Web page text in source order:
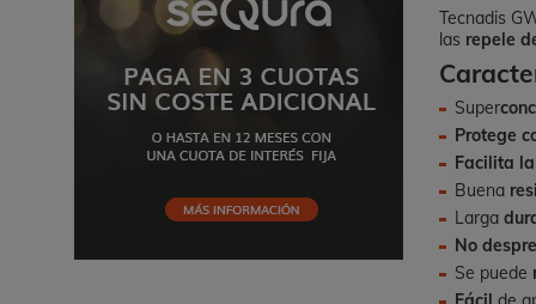
Tecnadis
las repele
Super
Protege
Facilita
Buena
Larga
No
Se puede